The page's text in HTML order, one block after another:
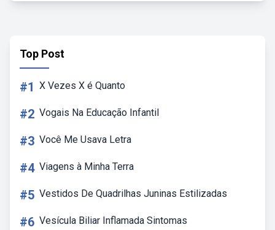
Top Post
#1 X Vezes X é Quanto
#2 Vogais Na Educação Infantil
#3 Você Me Usava Letra
#4 Viagens à Minha Terra
#5 Vestidos De Quadrilhas Juninas Estilizadas
#6 Vesícula Biliar Inflamada Sintomas